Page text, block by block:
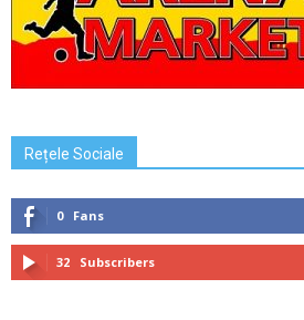
Rețele Sociale
0 Fans
32 Subscribers